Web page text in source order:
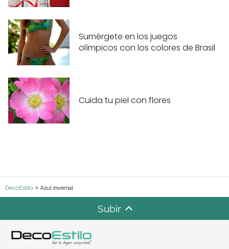
Sumérgete en los juegos
olímpicos con los colores de Brasil
Cuida tu piel con flores
DecoEstilo Azul invernal
Subir